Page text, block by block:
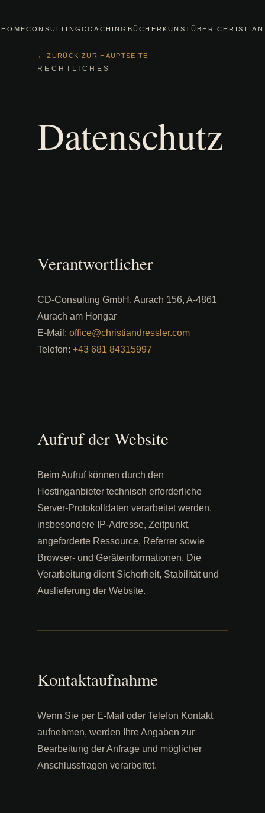
HOMECONSULTINGCOACHING BÜCHER KUNSTÜBER CHRISTIAN
← ZURÜCK ZUR HAUPTSEITE
RECHTLICHES
Datenschutz
Verantwortlicher
CD-Consulting GmbH, Aurach 156, A-4861
Aurach am Hongar
E-Mail: office@christiandressler.com
Telefon: +43 681 84315997
Aufruf der Website
Beim Aufruf können durch den
Hostinganbieter technisch erforderliche
Server-Protokolldaten verarbeitet werden,
insbesondere IP-Adresse, Zeitpunkt,
angeforderte Ressource, Referrer sowie
Browser- und Geräteinformationen. Die
Verarbeitung dient Sicherheit, Stabilität und
Auslieferung der Website.
Kontaktaufnahme
Wenn Sie per E-Mail oder Telefon Kontakt
aufnehmen, werden Ihre Angaben zur
Bearbeitung der Anfrage und möglicher
Anschlussfragen verarbeitet.